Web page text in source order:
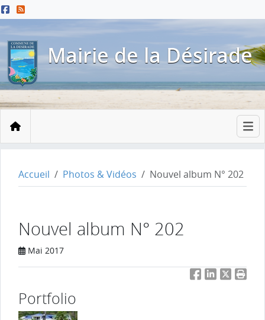
Menu principal
Contenu principal
Pied de page
Mairie de la Désirade
Accueil
Accueil Photos & Vidéos Nouvel album N° 202
Nouvel album N° 202
Mai 2017
FacebookLinkedIn
Twitter
Portfolio